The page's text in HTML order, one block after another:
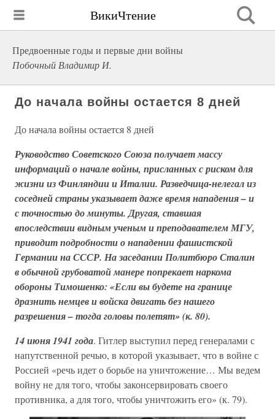
ВикиЧтение
Предвоенные годы и первые дни войны
Побочный Владимир И.
До начала войны остается 8 дней
До начала войны остается 8 дней
Руководство Советского Союза получает массу
информаций о начале войны, присланных с риском для
жизни из Финляндии и Италии. Разведчица-нелегал из
соседней страны указывает даже время нападения – и
с точностью до минуты. Другая, ставшая
впоследствии видным ученым и преподавателем МГУ,
приводит подробности о нападении фашистской
Германии на СССР. На заседании Политбюро Сталин
в обычной грубоватой манере попрекает наркома
обороны Тимошенко: «Если вы будете на границе
дразнить немцев и войска двигать без нашего
разрешения – тогда головы полетят» (к. 80).
14 июня 1941 года. Гитлер выступил перед генералами с
напутственной речью, в которой указывает, что в войне с
Россией «речь идет о борьбе на уничтожение… Мы ведем
войну не для того, чтобы законсервировать своего
противника, а для того, чтобы уничтожить его» (к. 79).